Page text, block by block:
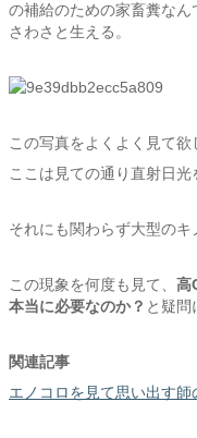
の補給のための家畜糞な
さわさと生える。
この写真をよくよく見て欲
ここは見ての通り直射日光
それにも関わらず大型のキ
この現象を何度も見て、 高
本当に必要なのか？ と疑問
関連記事
エノコロを見て思い出す師